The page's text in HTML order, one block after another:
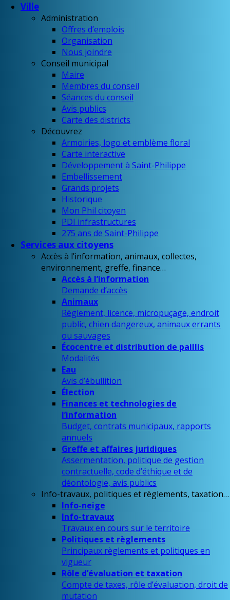
Ville
Administration
Offres d’emplois
Organisation
Nous joindre
Conseil municipal
Maire
Membres du conseil
Séances du conseil
Avis publics
Carte des districts
Découvrez
Armoiries, logo et emblème floral
Carte interactive
Développement à Saint-Philippe
Embellissement
Grands projets
Historique
Mon Phil citoyen
PDI infrastructures
275 ans de Saint-Philippe
Services aux citoyens
Accès à l’information, animaux, collectes,
environnement, greffe, finance…
Accès à l’information
Demande d’accès
Animaux
Règlement, licence, micropuçage, endroit
public, chien dangereux, animaux errants
ou sauvages
Écocentre et distribution de paillis
Modalités
Eau
Avis d’ébullition
Élection
Finances et technologies de
l’information
Budget, contrats municipaux, rapports
annuels
Greffe et affaires juridiques
Assermentation, politique de gestion
contractuelle, code d’éthique et de
déontologie, avis publics
Info-travaux, politiques et règlements, taxation…
Info-neige
Info-travaux
Travaux en cours sur le territoire
Politiques et règlements
Principaux règlements et politiques en
vigueur
Rôle d’évaluation et taxation
Compte de taxes, rôle d’évaluation, droit de
mutation